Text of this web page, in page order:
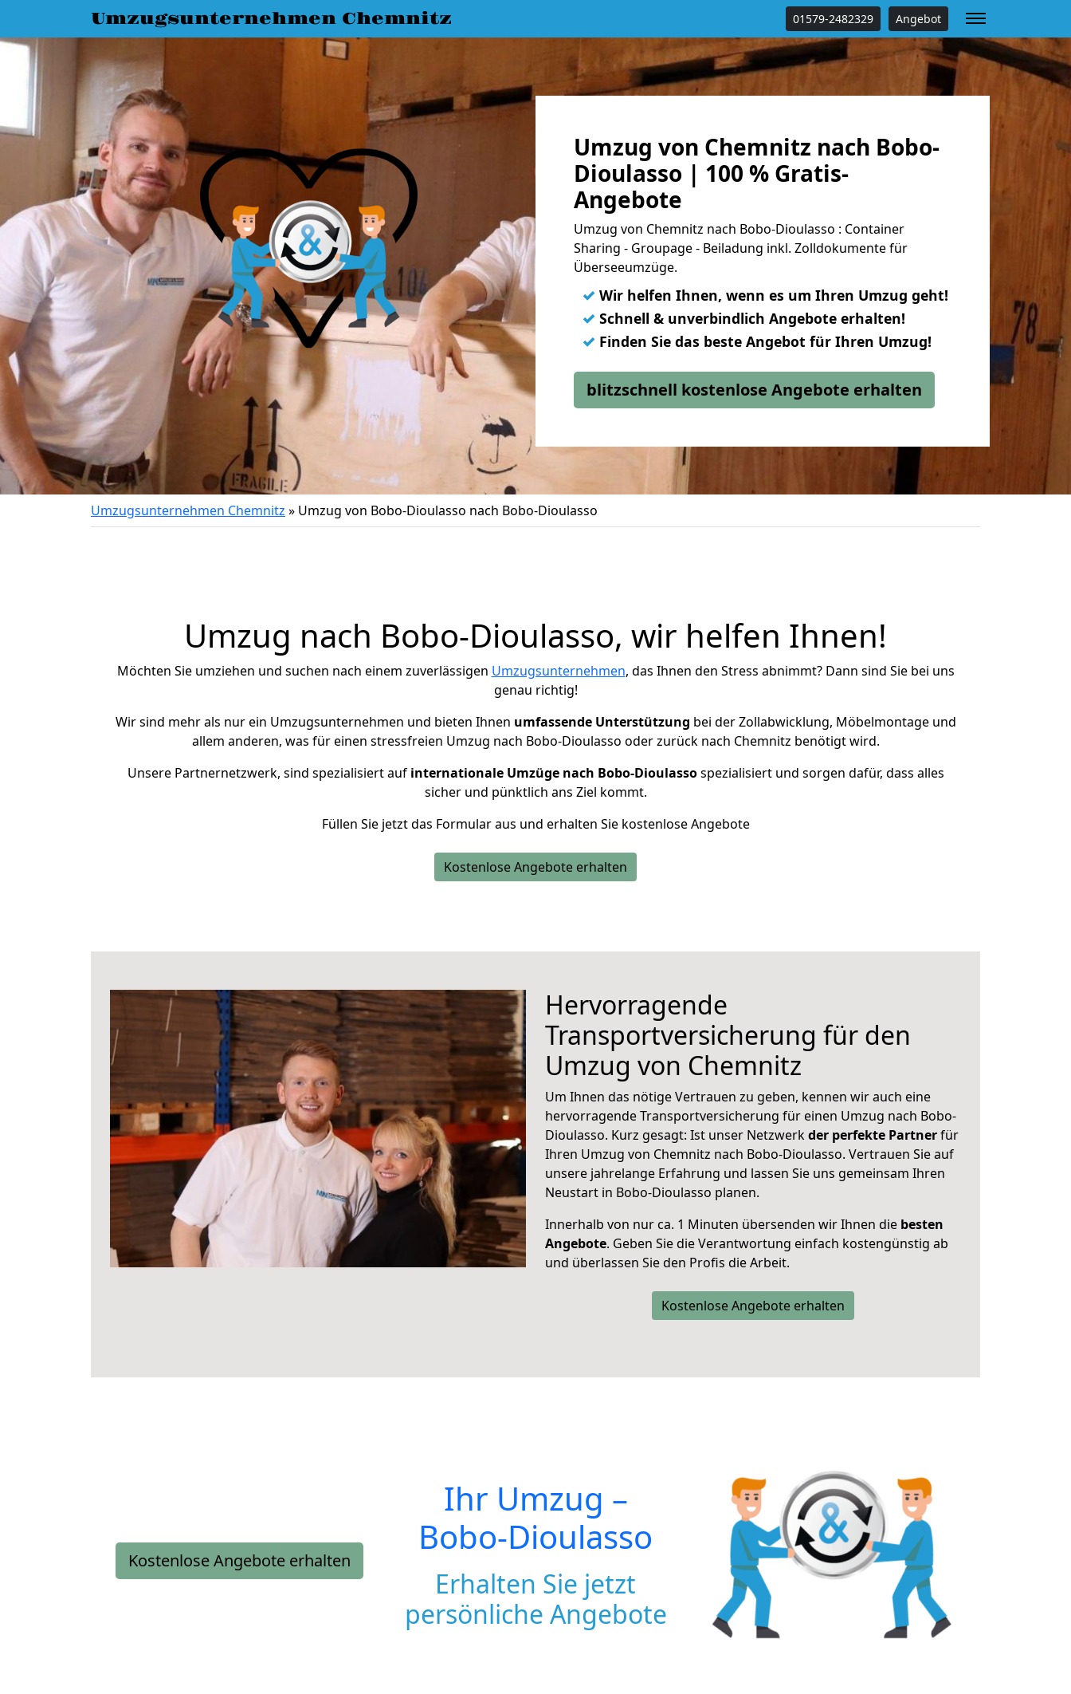
Umzugsunternehmen Chemnitz 01579-2482329 Angebot
Umzug von Chemnitz nach Bobo-
Dioulasso | 100 % Gratis-
Angebote
Umzug von Chemnitz nach Bobo-Dioulasso : Container
Sharing - Groupage - Beiladung inkl. Zolldokumente für
Überseeumzüge.
✓ Wir helfen Ihnen, wenn es um Ihren Umzug geht!
✓ Schnell & unverbindlich Angebote erhalten!
✓ Finden Sie das beste Angebot für Ihren Umzug!
blitzschnell kostenlose Angebote erhalten
Umzugsunternehmen Chemnitz » Umzug von Bobo-Dioulasso nach Bobo-Dioulasso
Umzug nach Bobo-Dioulasso, wir helfen Ihnen!
Möchten Sie umziehen und suchen nach einem zuverlässigen Umzugsunternehmen, das Ihnen den Stress abnimmt? Dann sind Sie bei uns
genau richtig!
Wir sind mehr als nur ein Umzugsunternehmen und bieten Ihnen umfassende Unterstützung bei der Zollabwicklung, Möbelmontage und
allem anderen, was für einen stressfreien Umzug nach Bobo-Dioulasso oder zurück nach Chemnitz benötigt wird.
Unsere Partnernetzwerk, sind spezialisiert auf internationale Umzüge nach Bobo-Dioulassospezialisiert und sorgen dafür, dass alles
sicher und pünktlich ans Ziel kommt.
Füllen Sie jetzt das Formular aus und erhalten Sie kostenlose Angebote
Kostenlose Angebote erhalten
Hervorragende
Transportversicherung für den
Umzug von Chemnitz
Um Ihnen das nötige Vertrauen zu geben, kennen wir auch eine
hervorragende Transportversicherung für einen Umzug nach Bobo-
Dioulasso. Kurz gesagt: Ist unser Netzwerkder perfekte Partnerfür
Ihren Umzug von Chemnitz nach Bobo-Dioulasso. Vertrauen Sie auf
unsere jahrelange Erfahrung und lassen Sie uns gemeinsam Ihren
Neustart in Bobo-Dioulasso planen.
Innerhalb von nur ca. 1 Minuten übersenden wir Ihnen die besten
Angebote. Geben Sie die Verantwortung einfach kostengünstig ab
und überlassen Sie den Profis die Arbeit.
Kostenlose Angebote erhalten
Kostenlose Angebote erhalten
Ihr Umzug –
Bobo-Dioulasso
Erhalten Sie jetzt
persönliche Angebote